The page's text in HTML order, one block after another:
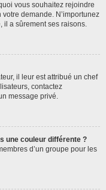
vous souhaitez rejoindre
demande. N’importunez
il a sûrement ses raisons.
il leur est attribué un chef
contactez
message privé.
une couleur différente ?
d’un groupe pour les